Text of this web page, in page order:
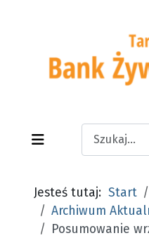
Search
Jesteś tutaj: Start
Archiwum
Posumowanie